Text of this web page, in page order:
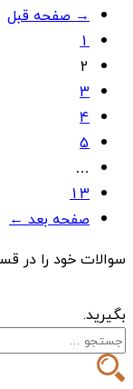
Posts
navigation
→ صفحه قبل
1
2
3
4
5
…
13
صفحه بعد ←
سوالات خود را در
بگیرید.
جستجو
برای: